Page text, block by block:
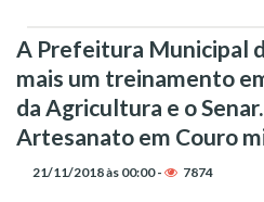
A Prefeitura Municipal
mais um treinamento
da Agricultura e o
Artesanato em Couro
21/11/2018 às 00:00 - 7874